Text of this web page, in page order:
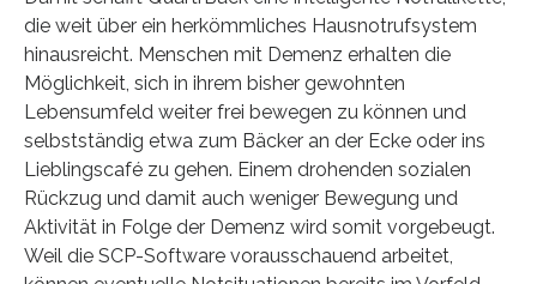
die weit über ein herkömmliches Hausnotrufsystem
hinausreicht. Menschen mit Demenz erhalten die
Möglichkeit, sich in ihrem bisher gewohnten
Lebensumfeld weiter frei bewegen zu können und
selbstständig etwa zum Bäcker an der Ecke oder ins
Lieblingscafé zu gehen. Einem drohenden sozialen
Rückzug und damit auch weniger Bewegung und
Aktivität in Folge der Demenz wird somit vorgebeugt.
Weil die SCP-Software vorausschauend arbeitet,